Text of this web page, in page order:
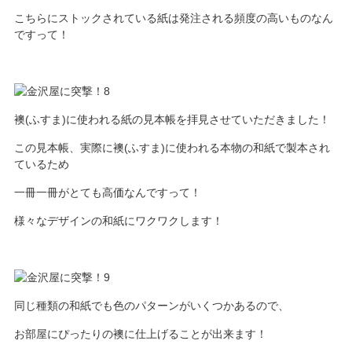
こちらにストックされている紙は発注される頻度の高いものなん
ですって！
襖(ふすま)に使われる紙の見本帳を拝見させていただきました！
この見本帳、実際に襖(ふすま)に使われる本物の和紙で製本され
ているため
一冊一冊がとても高価なんですって！
様々なデザインの和紙にワクワクします！
同じ種類の和紙でも色のパターンがいくつかあるので、
お部屋にぴったりの襖に仕上げることが出来ます！